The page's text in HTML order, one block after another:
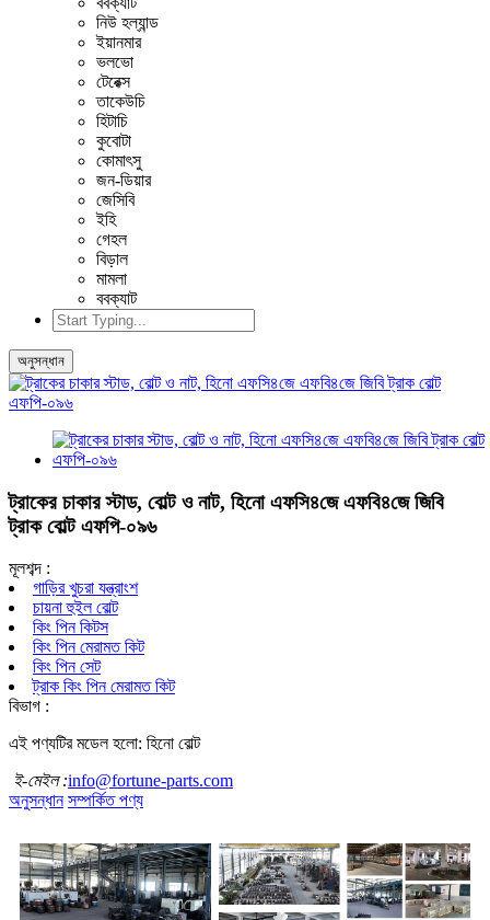
নিউ হল্যান্ড
ইয়ানমার
ভলভো
টেরেক্স
তাকেউচি
হিটাচি
কুবোটা
কোমাৎসু
জন-ডিয়ার
জেসিবি
ইহি
গেহল
বিড়াল
মামলা
ববক্যাট
অনুসন্ধান
ট্রাকের চাকার স্টাড, বোল্ট ও নাট, হিনো এফসি৪জে এফবি৪জে জিবি
ট্রাক বোল্ট এফপি-০৯৬
মূলশব্দ :
গাড়ির খুচরা যন্ত্রাংশ
চায়না হুইল বোল্ট
কিং পিন কিটস
কিং পিন মেরামত কিট
কিং পিন সেট
ট্রাক কিং পিন মেরামত কিট
বিভাগ :
এই পণ্যটির মডেল হলো: হিনো বোল্ট
ই-মেইল :info@fortune-parts.com
অনুসন্ধান সম্পর্কিত পণ্য